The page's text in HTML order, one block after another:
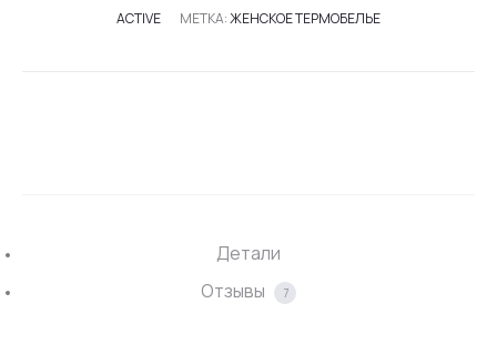
ACTIVE
МЕТКА:ЖЕНСКОЕ ТЕРМОБЕЛЬЕ
Детали
Отзывы
7